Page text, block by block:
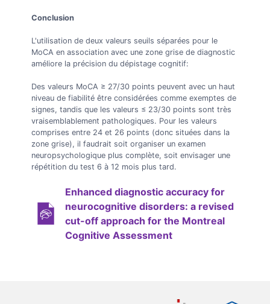
Conclusion
L'utilisation de deux valeurs seuils séparées pour le
MoCA en association avec une zone grise de diagnostic
améliore la précision du dépistage cognitif:
Des valeurs MoCA ≥ 27/30 points peuvent avec un haut
niveau de fiabilité être considérées comme exemptes de
signes, tandis que les valeurs ≤ 23/30 points sont très
vraisemblablement pathologiques. Pour les valeurs
comprises entre 24 et 26 points (donc situées dans la
zone grise), il faudrait soit organiser un examen
neuropsychologique plus complète, soit envisager une
répétition du test 6 à 12 mois plus tard.
Enhanced diagnostic accuracy for
neurocognitive disorders: a revised
cut-off approach for the Montreal
Cognitive Assessment